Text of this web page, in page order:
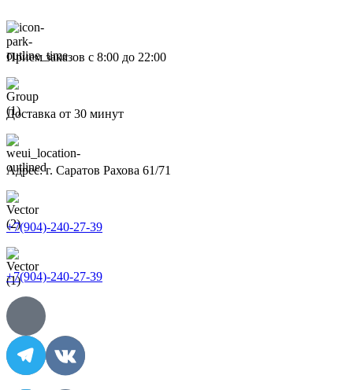
Прием заказов с 8:00 до 22:00
Доставка от 30 минут
Адрес: г. Саратов Рахова 61/71
+7(904)-240-27-39
+7(904)-240-27-39